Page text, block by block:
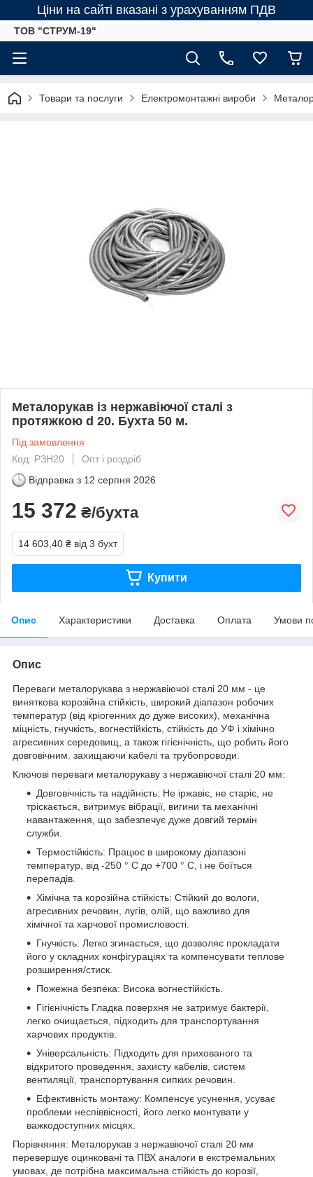
Ціни на сайті вказані з урахуванням ПДВ
ТОВ "СТРУМ-19"
Товари та послуги Електромонтажні вироби
Металорукав із нержавіючої сталі з
протяжкою d 20. Бухта 50 м.
Під замовлення
Код: РЗН20
Опт і роздріб
Відправка з 12 серпня 2026
15 372 ₴/бухта
14 603,40 ₴ від 3 бухт
Купити
Опис Характеристики Доставка Оплата Умови
Опис
Переваги металорукава з нержавіючої сталі 20 мм - це
виняткова корозійна стійкість, широкий діапазон робочих
температур (від кріогенних до дуже високих), механічна
міцність, гнучкість, вогнестійкість, стійкість до УФ і хімічно
агресивних середовищ, а також гігієнічність, що робить його
довговічним. захищаючи кабелі та трубопроводи.
Ключові переваги металорукаву з нержавіючої сталі 20 мм:
Довговічність та надійність: Не іржавіє, не старіє, не
тріскається, витримує вібрації, вигини та механічні
навантаження, що забезпечує дуже довгий термін
служби.
Термостійкість: Працює в широкому діапазоні
температур, від -250 ° C до +700 ° C, і не боїться
перепадів.
Хімічна та корозійна стійкість: Стійкий до вологи,
агресивних речовин, лугів, олій, що важливо для
хімічної та харчової промисловості.
Гнучкість: Легко згинається, що дозволяє прокладати
його у складних конфігураціях та компенсувати теплове
розширення/стиск.
Пожежна безпека: Висока вогнестійкість.
Гігієнічність Гладка поверхня не затримує бактерії,
легко очищається, підходить для транспортування
харчових продуктів.
Універсальність: Підходить для прихованого та
відкритого проведення, захисту кабелів, систем
вентиляції, транспортування сипких речовин.
Ефективність монтажу: Компенсує усунення, усуває
проблеми неспіввісності, його легко монтувати у
важкодоступних місцях.
Порівняння: Металорукав з нержавіючої сталі 20 мм
перевершує оцинковані та ПВХ аналоги в екстремальних
умовах, де потрібна максимальна стійкість до корозії,